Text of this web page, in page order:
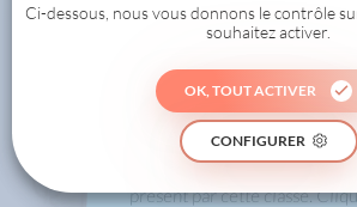
a déjà relevé
ces défis !
Voici tous les challenges réalisés
présent par cette classe.
Ci-dessous, nous vous donnons le contrôle
souhaitez activer.
OK, TOUT ACTIVER
CONFIGURER